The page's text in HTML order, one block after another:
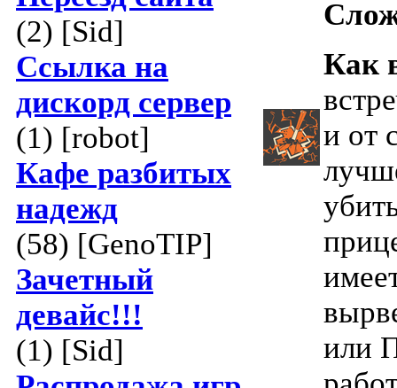
(2) [Sid]
Ссылка на
дискорд сервер
(1) [robot]
Кафе разбитых
надежд
(58) [GenoTIP]
Зачетный
девайс!!!
(1) [Sid]
Как
и от
или